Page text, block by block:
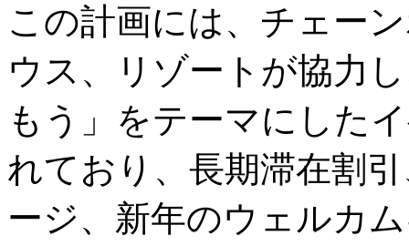
この計画には、チェー
ウス、リゾートが協力
もう」をテーマにした
れており、長期滞在割
ージ、新年のウェルカ